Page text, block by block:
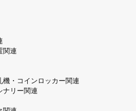
関連
機・コインロッカー関連
ナリー関連